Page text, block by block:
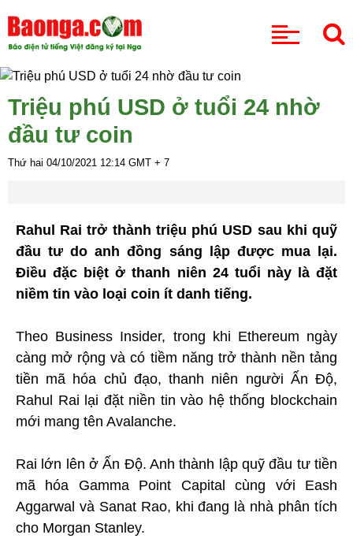
Triệu phú USD ở tuổi 24 nhờ
đầu tư coin
Thứ hai 04/10/2021 12:14 GMT + 7
Rahul Rai trở thành triệu phú USD sau khi quỹ
đầu tư do anh đồng sáng lập được mua lại.
Điều đặc biệt ở thanh niên 24 tuổi này là đặt
niềm tin vào loại coin ít danh tiếng.
Theo Business Insider, trong khi Ethereum ngày
càng mở rộng và có tiềm năng trở thành nền tảng
tiền mã hóa chủ đạo, thanh niên người Ấn Độ,
Rahul Rai lại đặt niền tin vào hệ thống blockchain
mới mang tên Avalanche.
Rai lớn lên ở Ấn Độ. Anh thành lập quỹ đầu tư tiền
mã hóa Gamma Point Capital cùng với Eash
Aggarwal và Sanat Rao, khi đang là nhà phân tích
cho Morgan Stanley.